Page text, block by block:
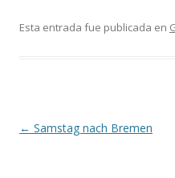
e
k
itt m
r
Esta entrada fue publicada en
Navegación
← Samstag nach Bremen